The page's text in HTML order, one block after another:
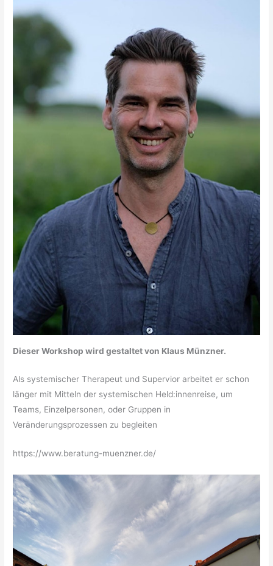
Dieser Workshop wird gestaltet von Klaus Münzner.
Als systemischer Therapeut und Supervior arbeitet er schon
länger mit Mitteln der systemischen Held:innenreise, um
Teams, Einzelpersonen, oder Gruppen in
Veränderungsprozessen zu begleiten
https://www.beratung-muenzner.de/